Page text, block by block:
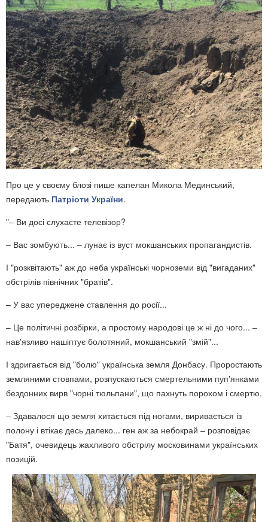
Про це у своєму блозі пише капелан Микола Мединський,
передають Патріоти України.
"– Ви досі слухаєте телевізор?
– Вас зомбують... – лунає із вуст мокшанських пропагандистів.
І "розквітають" аж до неба українські чорноземи від "вигаданих"
обстрілів північних "братів".
– У вас упереджене ставлення до росії...
– Це політичні розбірки, а простому народові це ж ні до чого... –
нав'язливо нашіптує болотяний, мокшанський "змій"...
І здригається від "болю" українська земля Донбасу. Проростають
земляними стовпами, розпускаються смертельними пуп'янками
бездонних вирв "чорні тюльпани", що пахнуть порохом і смертю.
– Здавалося що земля хитається під ногами, виривається із
полону і втікає десь далеко... ген аж за небокрай – розповідає
"Батя", очевидець жахливого обстрілу московинами українських
позицій.